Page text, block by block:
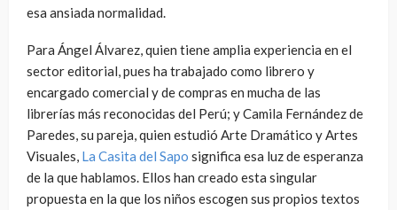
esa ansiada normalidad.
Para Ángel Álvarez, quien tiene amplia experiencia en el
sector editorial, pues ha trabajado como librero y
encargado comercial y de compras en mucha de las
librerías más reconocidas del Perú; y Camila Fernández de
Paredes, su pareja, quien estudió Arte Dramático y Artes
Visuales, La Casita del Sapo significa esa luz de esperanza
de la que hablamos. Ellos han creado esta singular
propuesta en la que los niños escogen sus propios textos